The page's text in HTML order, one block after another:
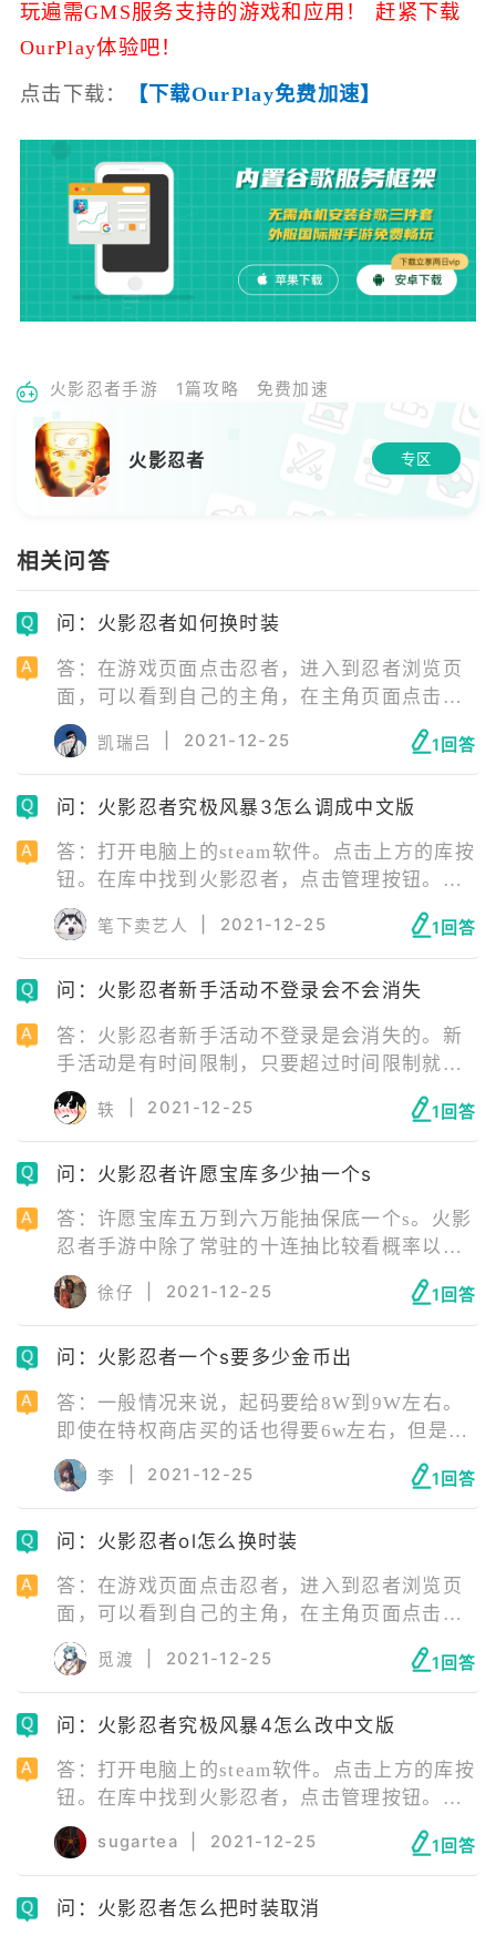
玩遍需GMS服务支持的游戏和应用！ 赶紧下载
OurPlay体验吧！
点击下载： 【下载OurPlay免费加速】
火影忍者手游 1篇攻略 免费加速
火影忍者 专区
相关问答
问：火影忍者如何换时装
答：在游戏页面点击忍者，进入到忍者浏览页
面，可以看到自己的主角，在主角页面点击时
装。系统会直接进入到时装页面，在时装页面
可以看到当前已有的时装，限时时装也会出现
在该页面。点击拥有的时装，直接点击穿戴，
即可进行时装的装备，从而直接更换主角的外
凯瑞吕 2021-12-25 1回答
问：火影忍者究极风暴3怎么调成中文版
答：打开电脑上的steam软件。点击上方的库按
钮。在库中找到火影忍者，点击管理按钮。在
管理中选择“属性”按钮。在属性中点击语言选
项。打开下拉菜单。选择繁体中文选项。等待
游戏更新，进入游戏就可以了。
笔下卖艺人 2021-12-25 1回答
问：火影忍者新手活动不登录会不会消失
答：火影忍者新手活动不登录是会消失的。新
手活动是有时间限制，只要超过时间限制就不
能获得新手期间的活动，所以如果玩新号的
话，尽量做到每天都登录做任务，这样才能更
快度过新手期，体验火影忍者的乐趣。
轶 2021-12-25 1回答
问：火影忍者许愿宝库多少抽一个s
答：许愿宝库五万到六万能抽保底一个s。火影
忍者手游中除了常驻的十连抽比较看概率以
外，还有各种渠道都存在一些概率问题。强化
饰品和忍具有成功和失败的概率。
徐仔 2021-12-25 1回答
问：火影忍者一个s要多少金币出
答：一般情况来说，起码要给8W到9W左右。
即使在特权商店买的话也得要6w左右，但是要
等待的时间很长，得看运气，并不是什么时候
都有得卖的。特权商店可购买的几率很小。
李 2021-12-25 1回答
问：火影忍者ol怎么换时装
答：在游戏页面点击忍者，进入到忍者浏览页
面，可以看到自己的主角，在主角页面点击时
装。系统会直接进入到时装页面，在时装页面
可以看到当前已有的时装，限时时装也会出现
在该页面。点击拥有的时装，直接点击穿戴，
即可进行时装的装备，从而直接更换主角的外
觅渡 2021-12-25 1回答
问：火影忍者究极风暴4怎么改中文版
答：打开电脑上的steam软件。点击上方的库按
钮。在库中找到火影忍者，点击管理按钮。在
管理中选择“属性”按钮。在属性中点击语言选
项。打开下拉菜单。选择繁体中文选项。等待
游戏更新，进入游戏就可以了。
sugartea 2021-12-25 1回答
问：火影忍者怎么把时装取消